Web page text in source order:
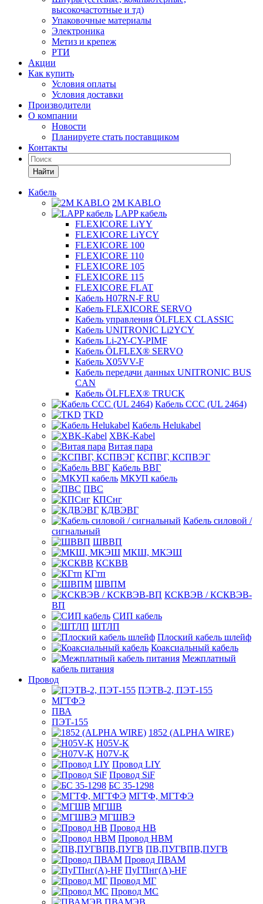
высокочастотные и тд)
Упаковочные материалы
Электроника
Метиз и крепеж
РТИ
Акции
Как купить
Условия оплаты
Условия доставки
Производители
О компании
Новости
Планируете стать поставщиком
Контакты
Найти
Кабель
2M KABLO
LAPP кабель
FLEXICORE LiYY
FLEXICORE LiYCY
FLEXICORE 100
FLEXICORE 110
FLEXICORE 105
FLEXICORE 115
FLEXICORE FLAT
Кабель H07RN-F RU
Кабель FLEXICORE SERVO
Кабель управления ÖLFLEX CLASSIC
Кабель UNITRONIC Li2YCY
Кабель Li-2Y-CY-PIMF
Кабель ÖLFLEX® SERVO
Кабель X05VV-F
Кабель передачи данных UNITRONIC BUS
CAN
Кабель ÖLFLEX® TRUCK
Кабель CCC (UL 2464)
TKD
Кабель Helukabel
XBK-Kabel
Витая пара
КСПВГ, КСПВЭГ
Кабель ВВГ
МКУП кабель
ПВС
КПСнг
КДВЭВГ
Кабель силовой /
сигнальный
ШВВП
МКШ, МКЭШ
КСКВВ
КГтп
ШВПМ
КСКВЭВ / КСКВЭВ-
ВП
СИП кабель
ШТЛП
Плоский кабель шлейф
Коаксиальный кабель
Межплатный
кабель питания
Провод
ПЭТВ-2, ПЭТ-155
МГТФЭ
ПВА
ПЭТ-155
1852 (ALPHA WIRE)
H05V-K
H07V-K
Провод LIY
Провод SiF
БС 35-1298
МГТФ, МГТФЭ
МГШВ
МГШВЭ
Провод НВ
Провод НВМ
ПВ,ПУГВПВ,ПУГВ
Провод ПВАМ
ПуГПнг(A)-HF
Провод МГ
Провод МС
ПВАМЭВ